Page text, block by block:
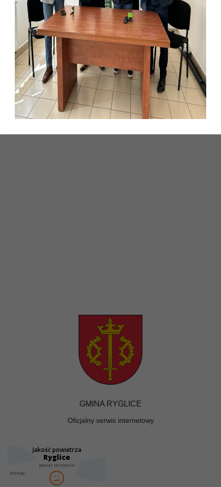
GMINA RYGLICE
Oficjalny serwis internetowy